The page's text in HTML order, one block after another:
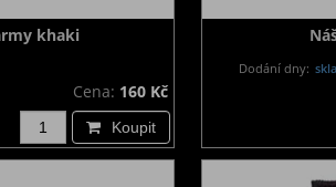
khaki
Cena: 160 Kč
Koupit
Dodání dny: